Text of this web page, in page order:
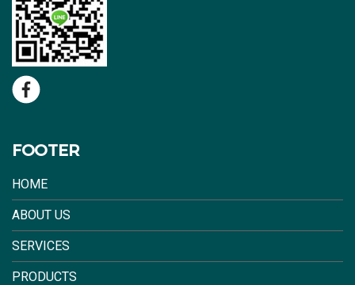
FOOTER
HOME
ABOUT US
SERVICES
PRODUCTS